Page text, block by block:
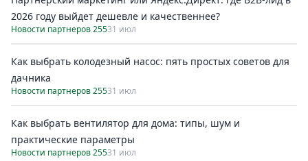
2026 году выйдет дешевле и качественнее?
Новости партнеров 25531 июл
Как выбрать колодезный насос: пять простых советов для
дачника
Новости партнеров 25531 июл
Как выбрать вентилятор для дома: типы, шум и
практические параметры
Новости партнеров 25531 июл